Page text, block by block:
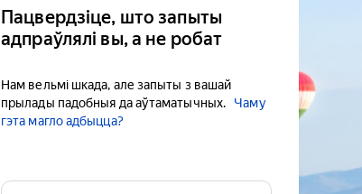
Пацвердзіце, што запыты
адпраўлялі вы, а не робат
Нам вельмі шкада, але запыты з вашай
прылады падобныя да аўтаматычных.
Чаму
гэта магло адбыцца?